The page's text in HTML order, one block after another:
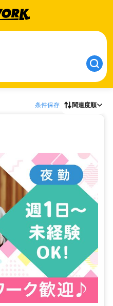
条件保存 関連度順